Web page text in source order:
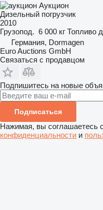
Аукцион
Дизельный погрузчик
2010
Грузопод. 6 000 кг Топливо
Германия, Dormagen
Euro Auctions GmbH
Связаться с продавцом
Подпишитесь на новые
Подписаться
Нажимая, вы соглашаетесь
конфиденциальности и